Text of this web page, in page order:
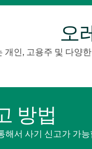
오
개인, 고용주 및 다양
방법
해서 사기 신고가 가